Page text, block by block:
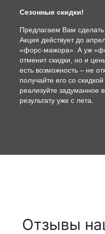
Сезонные скидки!
Предлагаем Вам сделать
Акция действует до
«форс-мажора». А уж
отменит скидки, но и
есть возможность – не
получайте его со
реализуйте задуманное
результату уже с лета.
Отзывы